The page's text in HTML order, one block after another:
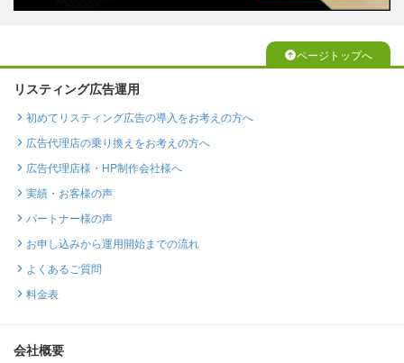
ページトップへ
リスティング広告運用
初めてリスティング広告の導入をお考えの方へ
広告代理店の乗り換えをお考えの方へ
広告代理店様・HP制作会社様へ
実績・お客様の声
パートナー様の声
お申し込みから運用開始までの流れ
よくあるご質問
料金表
会社概要